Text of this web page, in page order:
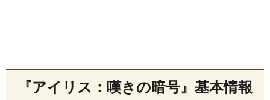
『アイリス：嘆きの暗号』基本情報